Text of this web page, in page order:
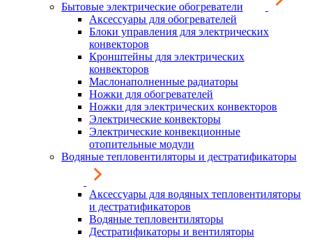
Бытовые электрические обогреватели
Аксессуары для обогревателей
Блоки управления для электрических
конвекторов
Кронштейны для электрических
конвекторов
Маслонаполненные радиаторы
Ножки для обогревателей
Ножки для электрических конвекторов
Электрические конвекторы
Электрические конвекционные
отопительные модули
Водяные тепловентиляторы и дестратификаторы
Аксессуары для водяных тепловентиляторы
и дестратификаторов
Водяные тепловентиляторы
Дестратификаторы и вентиляторы